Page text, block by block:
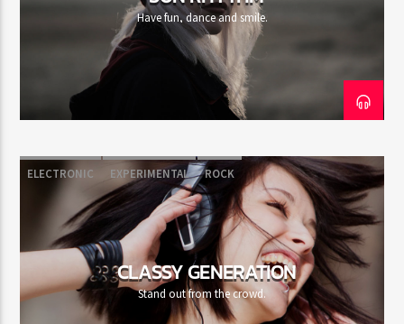
Rádio HS Gospel
Have fun, dance and smile.
ELECTRONIC EXPERIMENTAL ROCK
CLASSY GENERATION
Stand out from the crowd.